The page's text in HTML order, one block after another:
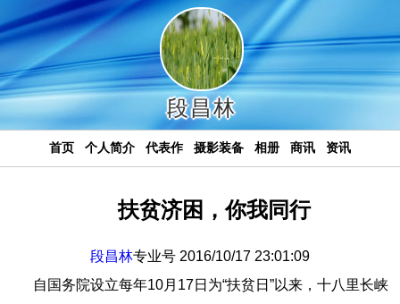
段昌林
首页 个人简介 代表作 摄影装备 相册 商讯 资讯
扶贫济困，你我同行
段昌林专业号 2016/10/17 23:01:09
自国务院设立每年10月17日为“扶贫日”以来，十八里长峡